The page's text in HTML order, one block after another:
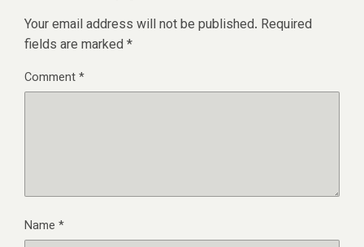
Your email address will not be published. Required
fields are marked *
Comment*
Name *